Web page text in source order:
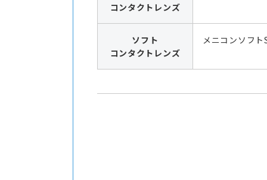
コンタクトレンズ
ソフト
コンタクトレンズ
メニコンソフト